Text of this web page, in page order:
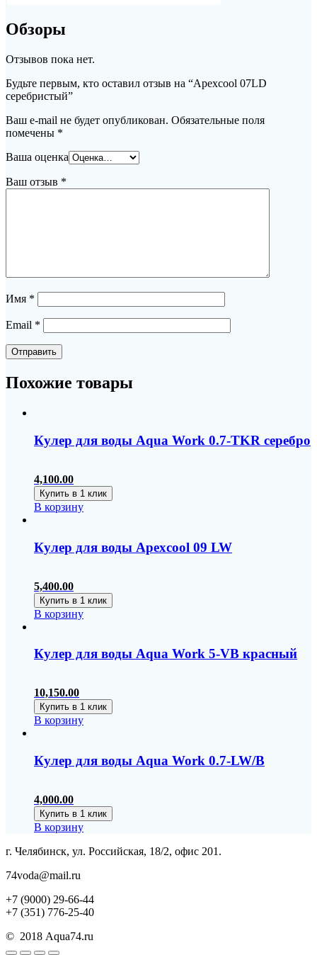
Обзоры
Отзывов пока нет.
Будьте первым, кто оставил отзыв на “Apexcool 07LD
серебристый”
Ваш e-mail не будет опубликован. Обязательные поля
помечены *
Ваша оценка
Ваш отзыв *
Имя *
Email *
Похожие товары
Кулер для воды Aqua Work 0.7-TKR серебро
4,100.00
Купить в 1 клик
В корзину
Кулер для воды Apexcool 09 LW
5,400.00
Купить в 1 клик
В корзину
Кулер для воды Aqua Work 5-VB красный
10,150.00
Купить в 1 клик
В корзину
Кулер для воды Aqua Work 0.7-LW/B
4,000.00
Купить в 1 клик
В корзину
г. Челябинск, ул. Российская, 18/2, офис 201.
74voda@mail.ru
+7 (9000) 29-66-44
+7 (351) 776-25-40
© 2018 Aqua74.ru